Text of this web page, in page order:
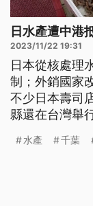
日水產遭中港
2023/11/22 19:31
日本從核處理
制；外銷國家
不少日本壽司
縣還在台灣舉
水產 千葉